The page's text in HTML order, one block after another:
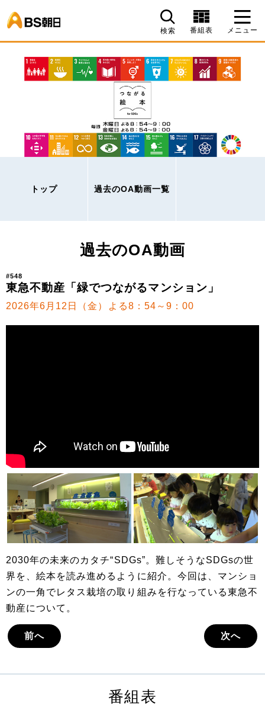
検索 番組表 メニュー
トップ 過去のOA動画一覧
過去のOA動画
#548
東急不動産「緑でつながるマンション」
2026年6月12日（金）よる8：54～9：00
2030年の未来のカタチ“SDGs”。難しそうなSDGsの世
界を、絵本を読み進めるように紹介。今回は、マンショ
ンの一角でレタス栽培の取り組みを行なっている東急不
動産について。
前へ 次へ
番組表